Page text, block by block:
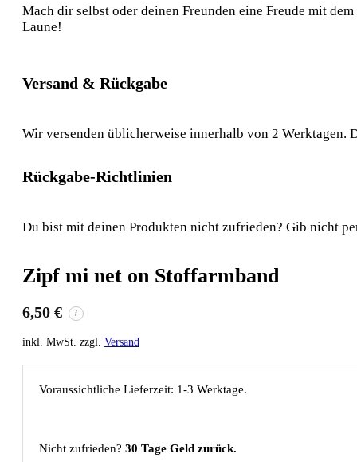
Mach dir selbst oder deinen Freunden eine Freude mit
Laune!
Versand & Rückgabe
Wir versenden üblicherweise innerhalb von 2 Werktagen.
Rückgabe-Richtlinien
Du bist mit deinen Produkten nicht zufrieden? Gib nicht
Zipf mi net on Stoffarmband
6,50 € i
inkl. MwSt. zzgl. Versand
Voraussichtliche Lieferzeit: 1-3 Werktage.
Nicht zufrieden? 30 Tage Geld zurück.